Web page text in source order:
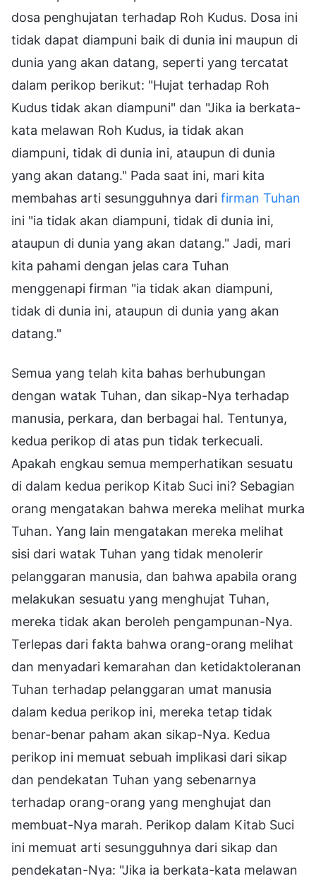
dosa penghujatan terhadap Roh Kudus. Dosa ini
tidak dapat diampuni baik di dunia ini maupun di
dunia yang akan datang, seperti yang tercatat
dalam perikop berikut: "Hujat terhadap Roh
Kudus tidak akan diampuni" dan "Jika ia berkata-
kata melawan Roh Kudus, ia tidak akan
diampuni, tidak di dunia ini, ataupun di dunia
yang akan datang." Pada saat ini, mari kita
membahas arti sesungguhnya dari firman Tuhan
ini "ia tidak akan diampuni, tidak di dunia ini,
ataupun di dunia yang akan datang." Jadi, mari
kita pahami dengan jelas cara Tuhan
menggenapi firman "ia tidak akan diampuni,
tidak di dunia ini, ataupun di dunia yang akan
datang."
Semua yang telah kita bahas berhubungan
dengan watak Tuhan, dan sikap-Nya terhadap
manusia, perkara, dan berbagai hal. Tentunya,
kedua perikop di atas pun tidak terkecuali.
Apakah engkau semua memperhatikan sesuatu
di dalam kedua perikop Kitab Suci ini? Sebagian
orang mengatakan bahwa mereka melihat murka
Tuhan. Yang lain mengatakan mereka melihat
sisi dari watak Tuhan yang tidak menolerir
pelanggaran manusia, dan bahwa apabila orang
melakukan sesuatu yang menghujat Tuhan,
mereka tidak akan beroleh pengampunan-Nya.
Terlepas dari fakta bahwa orang-orang melihat
dan menyadari kemarahan dan ketidaktoleranan
Tuhan terhadap pelanggaran umat manusia
dalam kedua perikop ini, mereka tetap tidak
benar-benar paham akan sikap-Nya. Kedua
perikop ini memuat sebuah implikasi dari sikap
dan pendekatan Tuhan yang sebenarnya
terhadap orang-orang yang menghujat dan
membuat-Nya marah. Perikop dalam Kitab Suci
ini memuat arti sesungguhnya dari sikap dan
pendekatan-Nya: "Jika ia berkata-kata melawan